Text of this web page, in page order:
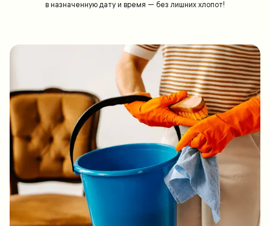
в назначенную дату и время — без лишних хлопот!